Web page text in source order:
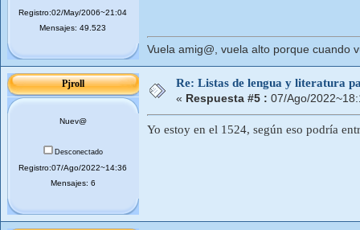
Registro:02/May/2006~21:04
Mensajes: 49.523
Vuela amig@, vuela alto porque cuando
Pjroll
Nuev@
Desconectado
Registro:07/Ago/2022~14:36
Mensajes: 6
Re: Listas de lengua y literatura
« Respuesta #5 : 07/Ago/
Yo estoy en el 1524, según eso podría